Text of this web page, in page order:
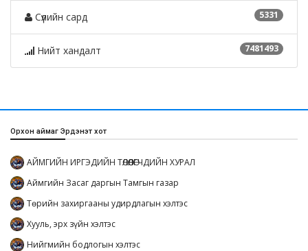
5331
Сүүлийн сард
7481493
Нийт хандалт
Орхон аймаг Эрдэнэт хот
АЙМГИЙН ИРГЭДИЙН ТӨЛӨӨЛӨГЧДИЙН ХУРАЛ
Аймгийн Засаг даргын Тамгын газар
Төрийн захиргааны удирдлагын хэлтэс
Хууль, эрх зүйн хэлтэс
Нийгмийн бодлогын хэлтэс